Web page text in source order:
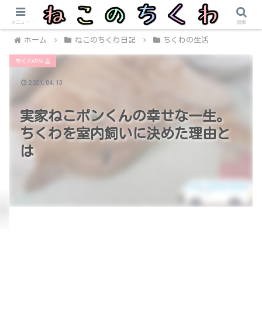
ホーム ねこのちくわ日記 ちくわの生活
実家ねこポンくんの幸せな一生。
ちくわを室内飼いに決めた理由と
は
ちくわの生活
2021.04.13
メニュー 検索